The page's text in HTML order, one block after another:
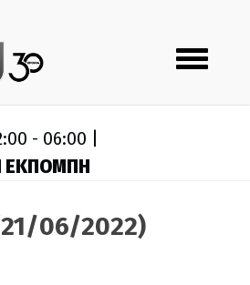
Toggle
navigation
- 06:00 |
ΕΚΠΟΜΠΗ
06/2022)